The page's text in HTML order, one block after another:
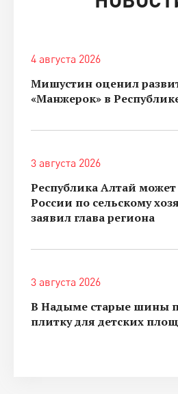
4 августа 2026
Мишустин оценил
«Манжерок» в
3 августа 2026
Республика Алтай
России по сельскому
заявил глава региона
3 августа 2026
В Надыме старые шины
плитку для детских